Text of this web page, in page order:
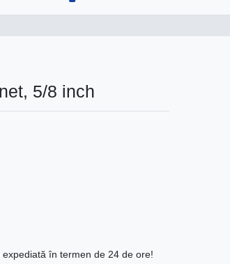
5/8 inch
în termen de 24 de ore!